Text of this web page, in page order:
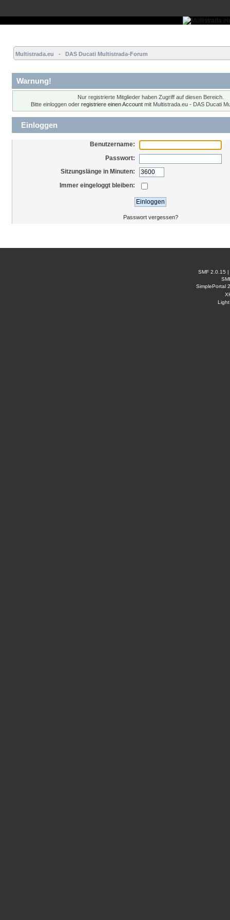
Multistrada.eu   -   DAS Ducati Multistrada-Forum
Warnung!
Nur registrierte Mitglieder haben Zugriff auf diesen Bereich.
Bitte einloggen oder registriere einen Accountmit Multistrada.eu - DAS Ducati
Einloggen
Benutzername:
Passwort:
Sitzungslänge in Minuten:
Immer eingeloggt bleiben:
Passwort vergessen?
SMF 2.0.15
SimplePortal